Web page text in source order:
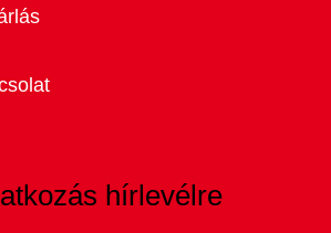
hírlevélre